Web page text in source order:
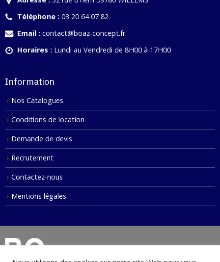
Téléphone : 03 20 64 07 82
Email : contact@boaz-concept.fr
Horaires : Lundi au Vendredi de 8H00 à 17H00
Information
Nos Catalogues
Conditions de location
Demande de devis
Recrutement
Contactez-nous
Mentions légales